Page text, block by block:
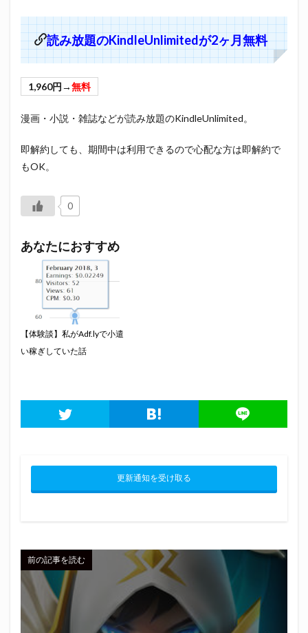
読み放題のKindleUnlimitedが2ヶ月無料
1,960円→無料
漫画・小説・雑誌などが読み放題のKindleUnlimited。
即解約しても、期間中は利用できるので心配な方は即解約で
もOK。
0
あなたにおすすめ
【体験談】私がAdf.lyで小遣
い稼ぎしていた話
更新通知を受け取る
前の記事を読む